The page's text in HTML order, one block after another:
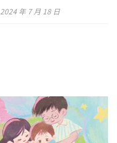
2024 年 7 月 18 日